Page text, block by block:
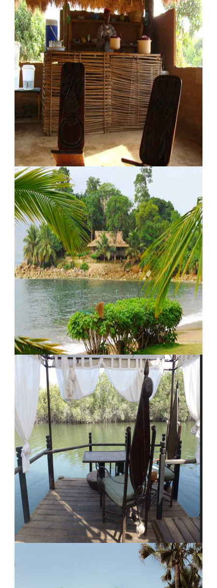
Lodge Ponta Anchaca
Sondi Village Lodge
Lodge Lou Moon